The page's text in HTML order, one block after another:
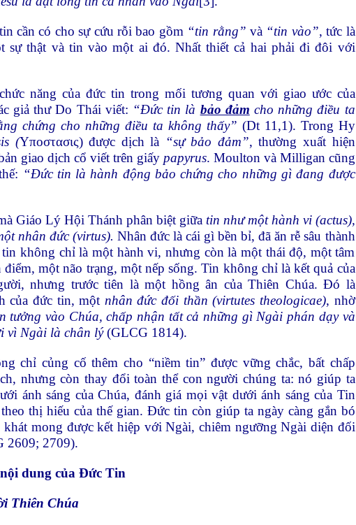
cần có cho sự cứu rỗi bao gồm “tin rằng” và “tin vào”, tức là
sự thật và tin vào một ai đó. Nhất thiết cả hai phải đi đôi với
năng của đức tin trong mối tương quan với giao ước của
giả thư Do Thái viết: “Đức tin là bảo đảm cho những điều ta
chứng cho những điều ta không thấy” (Dt 11,1). Trong Hy
(Υποστασις) được dịch là “sự bảo đảm”, thường xuất hiện
giao dịch cổ viết trên giấy papyrus. Moulton và Milligan cũng
“Đức tin là hành động bảo chứng cho những gì đang được
Giáo Lý Hội Thánh phân biệt giữa tin như một hành vi (actus),
nhân đức (virtus). Nhân đức là cái gì bền bỉ, đã ăn rễ sâu thành
không chỉ là một hành vi, nhưng còn là một thái độ, một tâm
một não trạng, một nếp sống. Tin không chỉ là kết quả của
nhưng trước tiên là một hồng ân của Thiên Chúa. Đó là
của đức tin, một nhân đức đối thần (virtutes theologicae), nhờ
tưởng vào Chúa, chấp nhận tất cả những gì Ngài phán dạy và
vì Ngài là chân lý(GLCG 1814).
chỉ củng cố thêm cho “niềm tin” được vững chắc, bất chấp
nhưng còn thay đổi toàn thể con người chúng ta: nó giúp ta
ánh sáng của Chúa, đánh giá mọi vật dưới ánh sáng của Tin
thị hiếu của thế gian. Đức tin còn giúp ta ngày càng gắn bó
mong được kết hiệp với Ngài, chiêm ngưỡng Ngài diện đối
2609; 2709).
dung của Đức Tin
Thiên Chúa